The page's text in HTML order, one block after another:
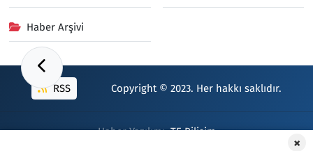
×
Haber Arşivi
RSS Copyright © 2023. Her hakkı saklıdır.
Haber Yazılımı:TE Bilişim